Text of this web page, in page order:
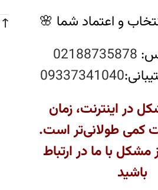
و اعتماد شما 🌸
02188735878
09337341040
در اینترنت، زمان
کمی طولانی‌تر است.
با ما در ارتباط
باشیدپخت و پز 11 پارچه
-12%